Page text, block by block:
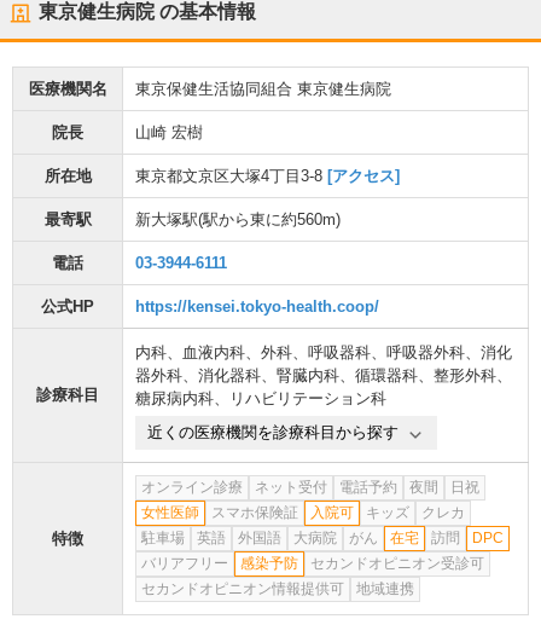
東京健生病院の基本情報
医療機関名 東京保健生活協同組合 東京健生病院
院長 山崎 宏樹
所在地 東京都文京区大塚4丁目3-8 [アクセス]
最寄駅 新大塚駅(駅から東に約560m)
電話 03-3944-6111
公式HP https://kensei.tokyo-health.coop/
診療科目
内科、 血液内科、 外科、 呼吸器科、 呼吸器外科、 消化
器外科、 消化器科、 腎臓内科、 循環器科、 整形外科、
糖尿病内科、
リハビリテーション科
近くの医療機関を診療科目から探す
特徴
オンライン診療 ネット受付 電話予約 夜間
日祝
女性医師
スマホ保険証 入院可 キッズ
クレカ
駐車場
英語 外国語 大病院 がん 在宅 訪問
DPC
バリアフリー
感染予防
セカンドオピニオン受診可
セカンドオピニオン情報提供可
地域連携